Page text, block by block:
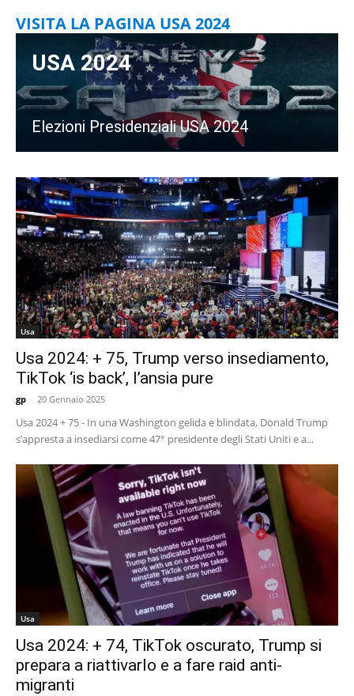
VISITA LA PAGINA USA 2024
USA 2024
Elezioni Presidenziali USA 2024
VISITA LA PAGINA USA 2024
Usa
Usa 2024: + 75, Trump verso insediamento,
TikTok ‘is back’, l’ansia pure
gp - 20 Gennaio 2025
Usa 2024 + 75 - In una Washington gelida e blindata, Donald Trump
s’appresta a insediarsi come 47° presidente degli Stati Uniti e a...
Usa
Usa 2024: + 74, TikTok oscurato, Trump si
prepara a riattivarlo e a fare raid anti-
migranti